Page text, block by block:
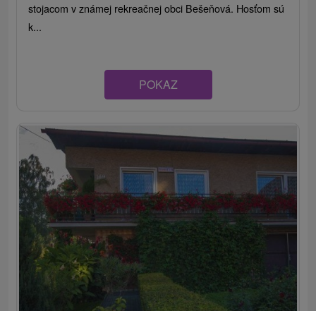
stojacom v známej rekreačnej obci Bešeňová. Hosťom sú
k...
POKAZ